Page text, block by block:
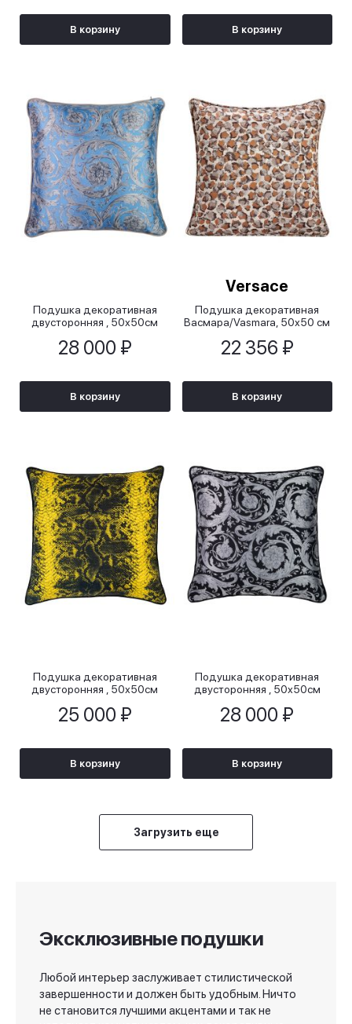
В корзину В корзину
Подушка декоративная
двусторонняя , 50х50см
28 000 ₽
В корзину
Versace
Подушка декоративная
Васмара/Vasmara, 50х50 см
22 356 ₽
В корзину
Подушка декоративная
двусторонняя , 50х50см
25 000 ₽
В корзину
Подушка декоративная
двусторонняя , 50х50см
28 000 ₽
В корзину
Загрузить еще
Эксклюзивные подушки
Любой интерьер заслуживает стилистической
завершенности и должен быть удобным. Ничто
не становится лучшими акцентами и так не